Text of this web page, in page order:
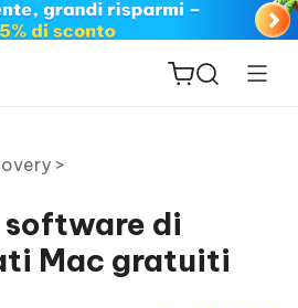
>
software di
Mac gratuiti